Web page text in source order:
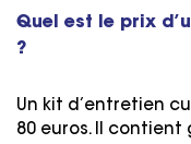
Quel est le prix
?
Un kit d’entretien
80 euros. Il